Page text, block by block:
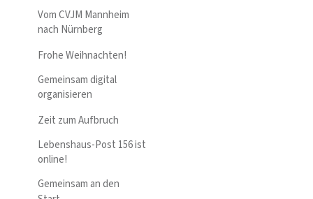
Vom CVJM Mannheim
nach Nürnberg
Frohe Weihnachten!
Gemeinsam digital
organisieren
Zeit zum Aufbruch
Lebenshaus-Post 156 ist
online!
Gemeinsam an den